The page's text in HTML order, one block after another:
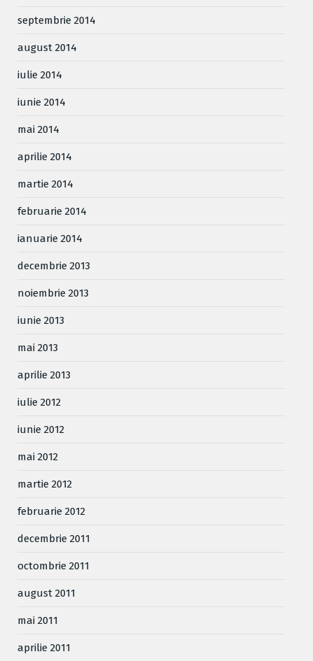
septembrie 2014
august 2014
iulie 2014
iunie 2014
mai 2014
aprilie 2014
martie 2014
februarie 2014
ianuarie 2014
decembrie 2013
noiembrie 2013
iunie 2013
mai 2013
aprilie 2013
iulie 2012
iunie 2012
mai 2012
martie 2012
februarie 2012
decembrie 2011
octombrie 2011
august 2011
mai 2011
aprilie 2011